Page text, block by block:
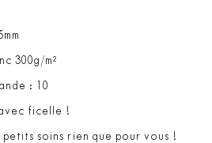
300g/m²
: 10
ficelle !
petits soins rien que pour vous !